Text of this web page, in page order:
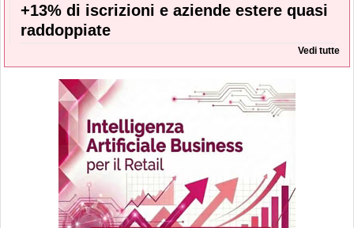
+13% di iscrizioni e aziende estere quasi
raddoppiate
Vedi tutte